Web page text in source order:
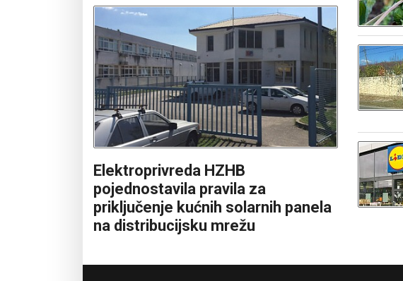
Elektroprivreda HZHB
pojednostavila pravila za
priključenje kućnih solarnih panela
na distribucijsku mrežu